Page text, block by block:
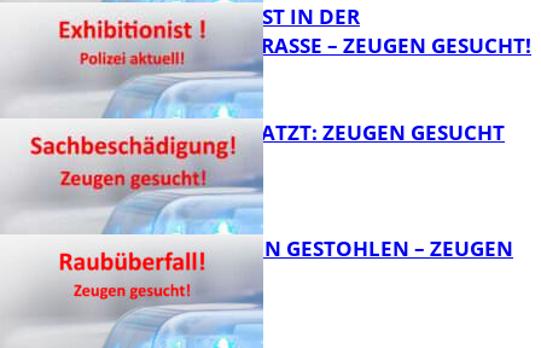
EXHIBITIONIST IN DER
VELMANNSTRASSE – ZEUGEN GESUCHT!
AUTO ZERKRATZT: ZEUGEN GESUCHT
TEURE KETTEN GESTOHLEN – ZEUGEN
GESUCHT!